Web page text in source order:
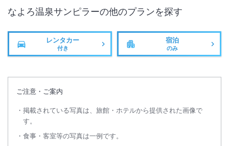
なよろ温泉サンピラーの他のプランを探す
レンタカー
付き
宿泊
のみ
ご注意・ご案内
掲載されている写真は、旅館・ホテルから提供された画像で
す。
食事・客室等の写真は一例です。